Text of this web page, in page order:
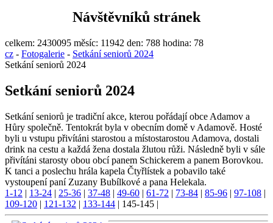
Návštěvníků stránek
celkem: 2430095 měsíc: 11942 den: 788 hodina: 78
cz - Fotogalerie - Setkání seniorů 2024
Setkání seniorů 2024
Setkání seniorů 2024
Setkání seniorů je tradiční akce, kterou pořádají obce Adamov a
Hůry společně. Tentokrát byla v obecním domě v Adamově. Hosté
byli u vstupu přivítáni starostou a místostarostou Adamova, dostali
drink na cestu a každá žena dostala žlutou růži. Následně byli v sále
přivítáni starosty obou obcí panem Schickerem a panem Borovkou.
K tanci a poslechu hrála kapela Čtyřlístek a pobavilo také
vystoupení paní Zuzany Bubílkové a pana Helekala.
1-12 | 13-24 | 25-36 | 37-48 | 49-60 | 61-72 | 73-84 | 85-96 | 97-108 |
109-120 | 121-132 | 133-144 | 145-145 |